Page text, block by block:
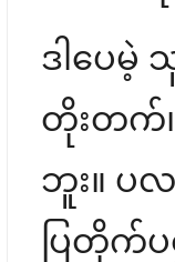
ဒါပေ
တိုးတက်၊
ဘူး။ ပလ
ပြတိုက်ပ